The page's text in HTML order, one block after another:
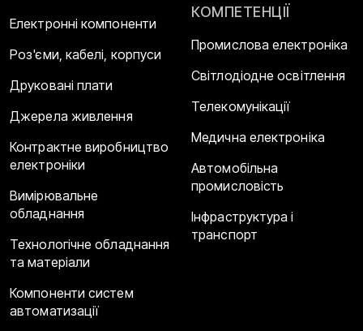
Електронні компоненти
Роз'єми, кабелі, корпуси
Друковані плати
Джерела живлення
Контрактне виробництво
електроніки
Вимірювальне
обладнання
Технологічне обладнання
та матеріали
Компоненти систем
автоматизації
КОМПЕТЕНЦІЇ
Промислова електроніка
Світлодіодне освітлення
Телекомунікації
Медична електроніка
Автомобільна
промисловість
Інфраструктура і
транспорт